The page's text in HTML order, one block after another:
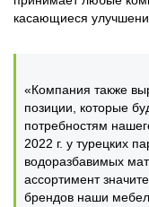
касающиеся
«Компания также
позиции, которые
потребностям
2022 г. у турецких
водоразбавимых
ассортимент
брендов наши